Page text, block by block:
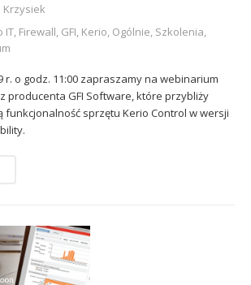
Krzysiek
IT, Firewall, GFI, Kerio, Ogólnie, Szkolenia,
r. o godz. 11:00 zapraszamy na webinarium
producenta GFI Software, które przybliży
funkcjonalność sprzętu Kerio Control w wersji